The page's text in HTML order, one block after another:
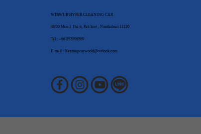
WIBWUB HYPER CLEANING CAR
48/20 Moo.1 Tha it, Pak kret , Nonthaburi 11120
Tel : +66 853996569
E-mail : Nextstepcarworld@outlook.com